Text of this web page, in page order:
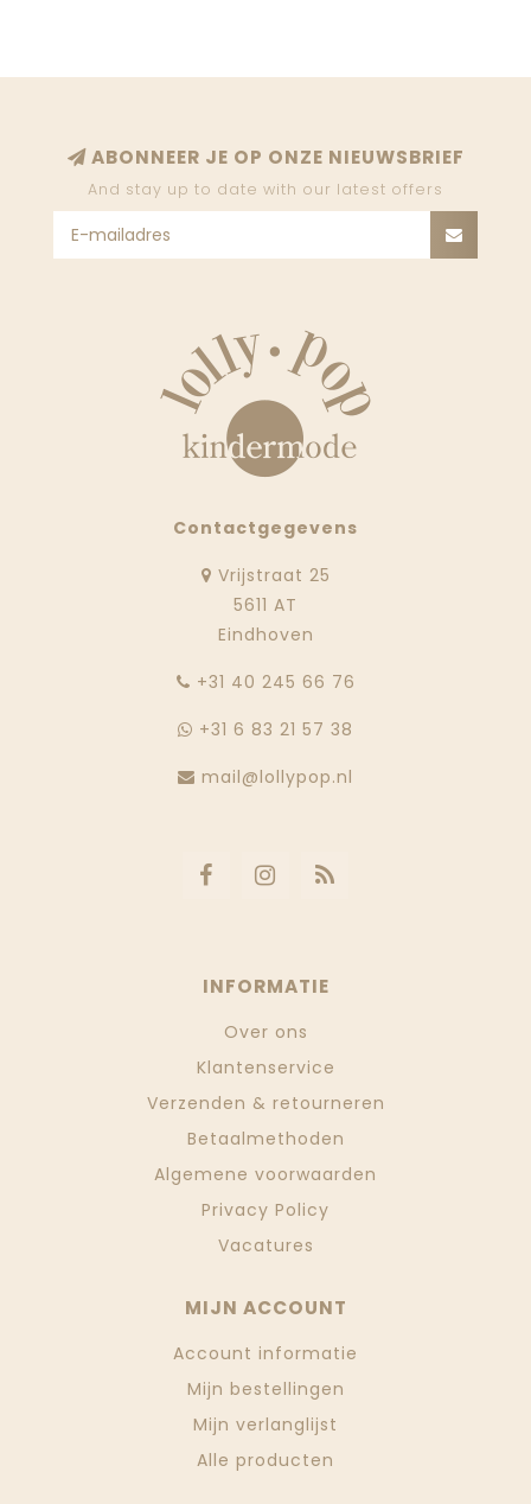
ABONNEER JE OP ONZE NIEUWSBRIEF
And stay up to date with our latest offers
Contactgegevens
Vrijstraat 25
5611 AT
Eindhoven
‭+31 40 245 66 76
+31 6 83 21 57 38
mail@lollypop.nl
INFORMATIE
Over ons
Klantenservice
Verzenden & retourneren
Betaalmethoden
Algemene voorwaarden
Privacy Policy
Vacatures
MIJN ACCOUNT
Account informatie
Mijn bestellingen
Mijn verlanglijst
Alle producten